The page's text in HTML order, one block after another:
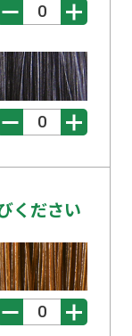
ください